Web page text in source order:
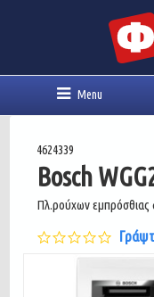
Menu
4624339
Bosch
Πλ.ρούχων
0.0
star